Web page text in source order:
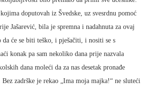
doputovah iz Švedske, uz svesrdnu pomoć
Jašarević, bila je spremna i nadahnuta za ovaj
da će se biti teško, i pješačiti, i nositi se s
konak pa sam nekoliko dana prije nazvala
dana moleći da za nas desetak pronađe
zadrške je rekao „Ima moja majka!“ ne sluteći